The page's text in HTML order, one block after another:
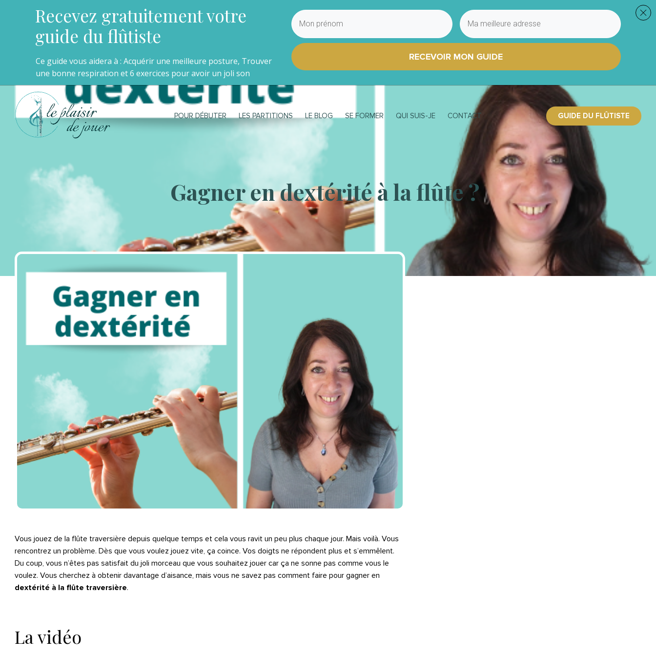
POUR DÉBUTER LES PARTITIONS LE BLOG SE FORMER QUI SUIS-JE CONTACT GUIDE DU FLÛTISTE
Gagner en dextérité à la flûte ?
Vous jouez de la flûte traversière depuis quelque temps et cela vous ravit un peu plus chaque jour. Mais voilà. Vous
rencontrez un problème. Dès que vous voulez jouez vite, ça coince. Vos doigts ne répondent plus et s’emmêlent.
Du coup, vous n’êtes pas satisfait du joli morceau que vous souhaitez jouer car ça ne sonne pas comme vous le
voulez. Vous cherchez à obtenir davantage d’aisance, mais vous ne savez pas comment faire pour gagner en
dextérité à la flûte traversière.
La vidéo
Recevez gratuitement votre
guide du flûtiste
Ce guide vous aidera à : Acquérir une meilleure posture, Trouver
une bonne respiration et 6 exercices pour avoir un joli son
RECEVOIR MON GUIDE